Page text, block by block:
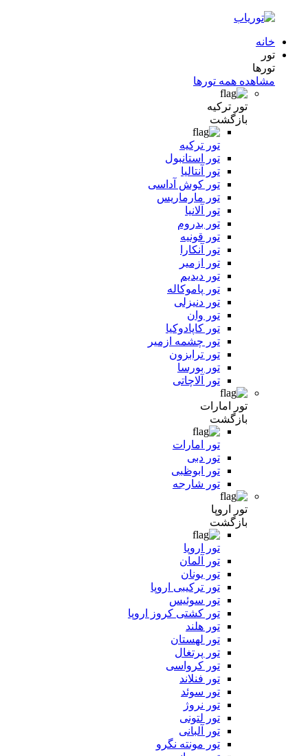
خانه
تور
تورها
مشاهده همه تورها
تور ترکیه
بازگشت
تور ترکیه
تور استانبول
تور آنتالیا
تور کوش آداسی
تور مارماریس
تور آلانیا
تور بدروم
تور قونیه
تور آنکارا
تور ازمیر
تور دیدیم
تور پاموکاله
تور دنیزلی
تور وان
تور کاپادوکیا
تور چشمه ازمیر
تور ترابزون
تور بورسا
تور آلاچاتی
تور امارات
بازگشت
تور امارات
تور دبی
تور ابوظبی
تور شارجه
تور اروپا
بازگشت
تور اروپا
تور آلمان
تور یونان
تور ترکیبی اروپا
تور سوئیس
تور کشتی کروز اروپا
تور هلند
تور لهستان
تور پرتغال
تور کرواسی
تور فنلاند
تور سوئد
تور نروژ
تور لتونی
تور آلبانی
تور مونته نگرو